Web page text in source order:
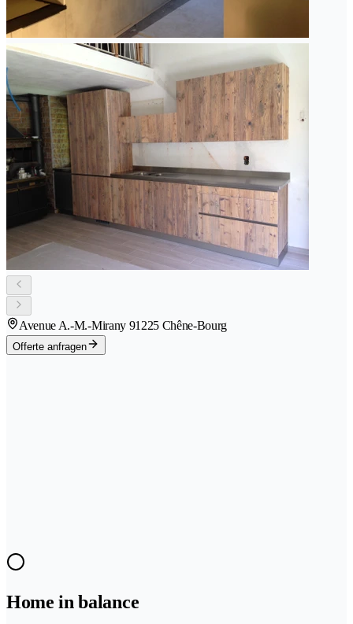
Avenue A.-M.-Mirany 91225 Chêne-Bourg
Offerte anfragen
Home in balance